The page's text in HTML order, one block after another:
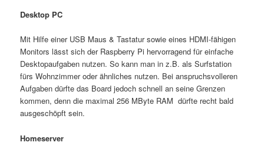
Desktop PC
Mit Hilfe einer USB Maus & Tastatur sowie eines HDMI-fähigen
Monitors lässt sich der Raspberry Pi hervorragend für einfache
Desktopaufgaben nutzen. So kann man in z.B. als Surfstation
fürs Wohnzimmer oder ähnliches nutzen. Bei anspruchsvolleren
Aufgaben dürfte das Board jedoch schnell an seine Grenzen
kommen, denn die maximal 256 MByte RAM dürfte recht bald
ausgeschöpft sein.
Homeserver